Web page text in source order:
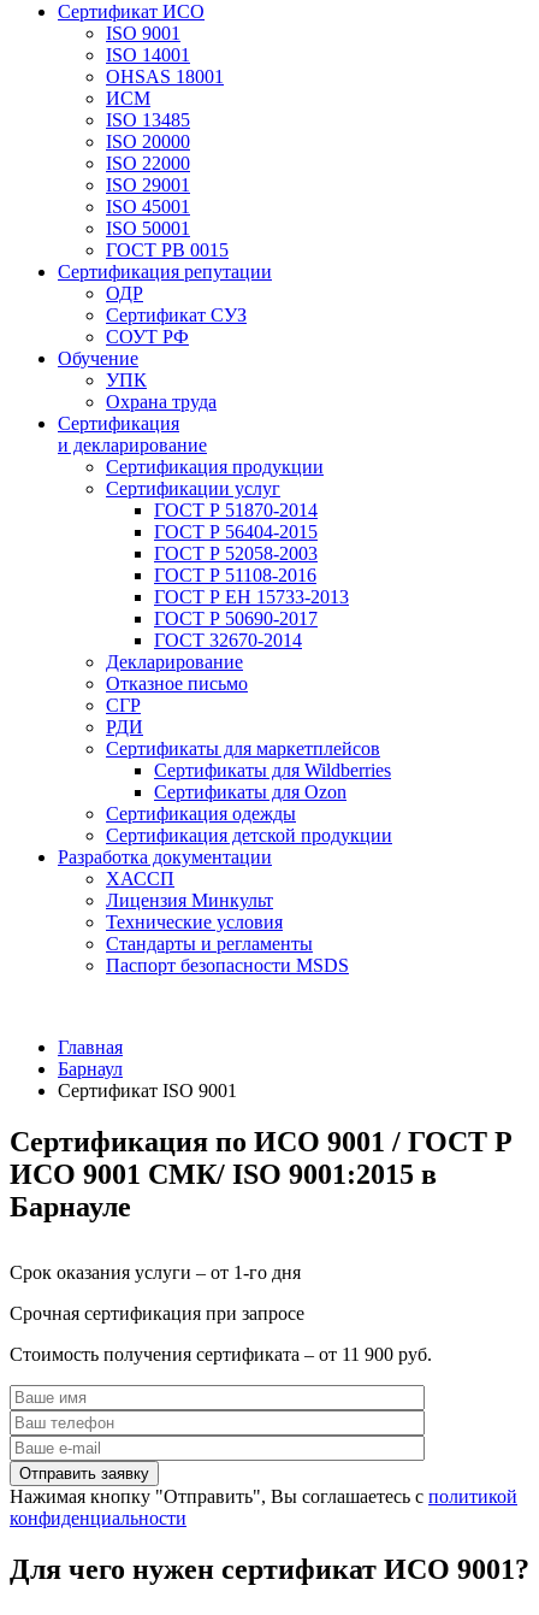
Сертификат ИСО
ISO 9001
ISO 14001
OHSAS 18001
ИСМ
ISO 13485
ISO 20000
ISO 22000
ISO 29001
ISO 45001
ISO 50001
ГОСТ РВ 0015
Сертификация репутации
ОДР
Сертификат СУЗ
СОУТ РФ
Обучение
УПК
Охрана труда
Сертификация
и декларирование
Сертификация продукции
Сертификации услуг
ГОСТ Р 51870-2014
ГОСТ Р 56404-2015
ГОСТ Р 52058-2003
ГОСТ Р 51108-2016
ГОСТ Р ЕН 15733-2013
ГОСТ Р 50690-2017
ГОСТ 32670-2014
Декларирование
Отказное письмо
СГР
РДИ
Сертификаты для маркетплейсов
Сертификаты для Wildberries
Сертификаты для Ozon
Сертификация одежды
Сертификация детской продукции
Разработка документации
ХАССП
Лицензия Минкульт
Технические условия
Стандарты и регламенты
Паспорт безопасности MSDS
Главная
Барнаул
Сертификат ISO 9001
Сертификация по ИСО 9001 / ГОСТ Р
ИСО 9001 СМК/ ISO 9001:2015 в
Барнауле
Срок оказания услуги – от 1-го дня
Срочная сертификация при запросе
Стоимость получения сертификата – от 11 900 руб.
Нажимая кнопку "Отправить", Вы соглашаетесь с политикой
конфиденциальности
Для чего нужен сертификат ИСО 9001?